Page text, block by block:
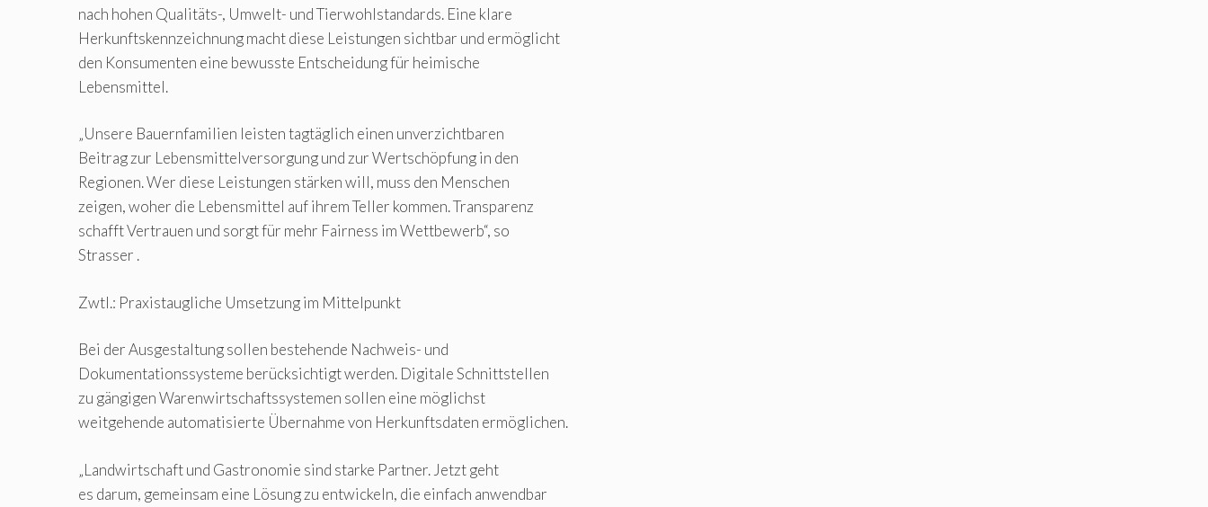
nach hohen Qualitäts-, Umwelt- und Tierwohlstandards. Eine klare
Herkunftskennzeichnung macht diese Leistungen sichtbar und ermöglicht
den Konsumenten eine bewusste Entscheidung für heimische
Lebensmittel.
„Unsere Bauernfamilien leisten tagtäglich einen unverzichtbaren
Beitrag zur Lebensmittelversorgung und zur Wertschöpfung in den
Regionen. Wer diese Leistungen stärken will, muss den Menschen
zeigen, woher die Lebensmittel auf ihrem Teller kommen. Transparenz
schafft Vertrauen und sorgt für mehr Fairness im Wettbewerb“, so
Strasser .
Zwtl.: Praxistaugliche Umsetzung im Mittelpunkt
Bei der Ausgestaltung sollen bestehende Nachweis- und
Dokumentationssysteme berücksichtigt werden. Digitale Schnittstellen
zu gängigen Warenwirtschaftssystemen sollen eine möglichst
weitgehende automatisierte Übernahme von Herkunftsdaten ermöglichen.
„Landwirtschaft und Gastronomie sind starke Partner. Jetzt geht
es darum, gemeinsam eine Lösung zu entwickeln, die einfach anwendbar